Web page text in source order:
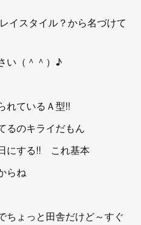
イスタイル？から名づけて
い（＾＾）♪
れているＡ型!!
るのキライだもん
にする!! これ基本
らね
ょっと田舎だけど～すぐ